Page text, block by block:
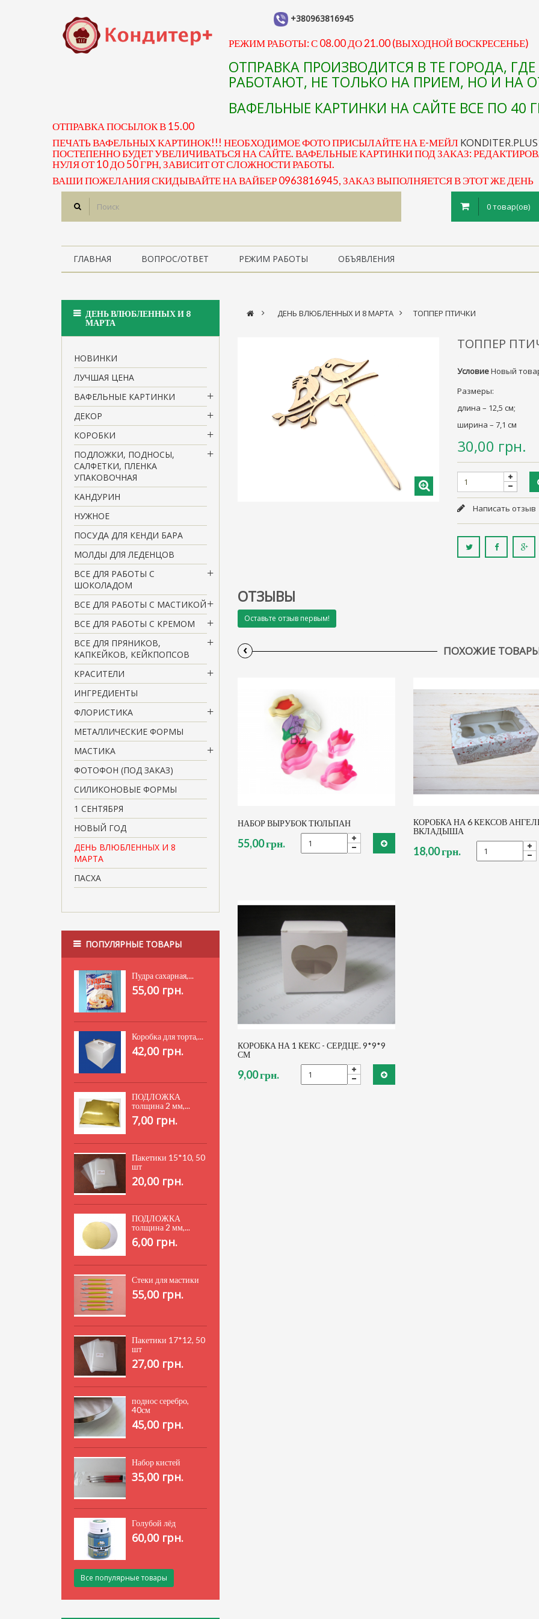
+380963816945
РЕЖИМ РАБОТЫ: С 08.00 ДО 21.00 (ВЫХОДНОЙ ВОСКРЕСЕНЬЕ)
ОТПРАВКА ПРОИЗВОДИТСЯ В ТЕ ГОРОДА,
РАБОТАЮТ, НЕ ТОЛЬКО НА ПРИЕМ, НО И НА
ВАФЕЛЬНЫЕ КАРТИНКИ НА САЙТЕ ВСЕ ПО 40
ОТПРАВКА ПОСЫЛОК В 15.00
ПЕЧАТЬ ВАФЕЛЬНЫХ КАРТИНОК!!! НЕОБХОДИМОЕ ФОТО ПРИСЫЛАЙТЕ НА Е-МЕЙЛ
ПОСТЕПЕННО БУДЕТ УВЕЛИЧИВАТЬСЯ НА САЙТЕ. ВАФЕЛЬНЫЕ КАРТИНКИ ПОД ЗАКАЗ:
НУЛЯ ОТ 10 ДО 50 ГРН, ЗАВИСИТ ОТ СЛОЖНОСТИ РАБОТЫ.
ВАШИ ПОЖЕЛАНИЯ СКИДЫВАЙТЕ НА ВАЙБЕР 0963816945, ЗАКАЗ ВЫПОЛНЯЕТСЯ В ЭТОТ ЖЕ ДЕНЬ
0 товар(ов)
ГЛАВНАЯ ВОПРОС/ОТВЕТ РЕЖИМ РАБОТЫ ОБЪЯВЛЕНИЯ
ДЕНЬ ВЛЮБЛЕННЫХ И 8
МАРТА
НОВИНКИ
ЛУЧШАЯ ЦЕНА
ВАФЕЛЬНЫЕ КАРТИНКИ
ДЕКОР
КОРОБКИ
ПОДЛОЖКИ, ПОДНОСЫ,
САЛФЕТКИ, ПЛЕНКА
УПАКОВОЧНАЯ
КАНДУРИН
НУЖНОЕ
ПОСУДА ДЛЯ КЕНДИ БАРА
МОЛДЫ ДЛЯ ЛЕДЕНЦОВ
ВСЕ ДЛЯ РАБОТЫ С
ШОКОЛАДОМ
ВСЕ ДЛЯ РАБОТЫ С МАСТИКОЙ
ВСЕ ДЛЯ РАБОТЫ С КРЕМОМ
ВСЕ ДЛЯ ПРЯНИКОВ,
КАПКЕЙКОВ, КЕЙКПОПСОВ
КРАСИТЕЛИ
ИНГРЕДИЕНТЫ
ФЛОРИСТИКА
МЕТАЛЛИЧЕСКИЕ ФОРМЫ
МАСТИКА
ФОТОФОН (ПОД ЗАКАЗ)
СИЛИКОНОВЫЕ ФОРМЫ
1 СЕНТЯБРЯ
НОВЫЙ ГОД
ДЕНЬ ВЛЮБЛЕННЫХ И 8
МАРТА
ПАСХА
ПОПУЛЯРНЫЕ ТОВАРЫ
Пудра сахарная,...
55,00 грн.
Коробка для торта,...
42,00 грн.
ПОДЛОЖКА
толщина 2 мм,...
7,00 грн.
Пакетики 15*10, 50
шт
20,00 грн.
ПОДЛОЖКА
толщина 2 мм,...
6,00 грн.
Стеки для мастики
55,00 грн.
Пакетики 17*12, 50
шт
27,00 грн.
поднос серебро,
40см
45,00 грн.
Набор кистей
35,00 грн.
Голубой лёд
60,00 грн.
Все популярные товары
> ДЕНЬ ВЛЮБЛЕННЫХ И 8 МАРТА > ТОППЕР ПТИЧКИ
ТОППЕР
УсловиеНовый
Размеры:
длина – 12,5 см;
ширина – 7,1 см
30,00 грн.
Написать отзыв
ОТЗЫВЫ
Оставьте отзыв первым!
ПОХОЖИЕ
‹
НАБОР ВЫРУБОК ТЮЛЬПАН
55,00 грн.
КОРОБКА НА 6 КЕКСОВ
ВКЛАДЫША
18,00 грн.
КОРОБКА НА 1 КЕКС - СЕРДЦЕ. 9*9*9
СМ
9,00 грн.